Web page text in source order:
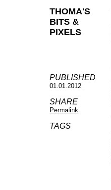
THOMA'S
BITS &
PIXELS
PUBLISHED
01.01.2012
SHARE
Permalink
TAGS